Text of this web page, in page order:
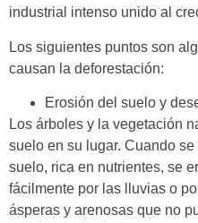
industrial intenso unido al
Los siguientes puntos son
causan la deforestación:
Erosión del suelo y
Los árboles y la vegetación
suelo en su lugar. Cuando
suelo, rica en nutrientes, se
fácilmente por las lluvias o
ásperas y arenosas que no